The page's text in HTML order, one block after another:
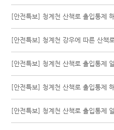
[안전특보] 청계천 산책로 출입통제
[안전특보] 청계천 강우에 따른 산책
[안전특보] 청계천 산책로 출입통제
[안전특보] 청계천 산책로 출입통제
[안전특보] 청계천 산책로 출입통제